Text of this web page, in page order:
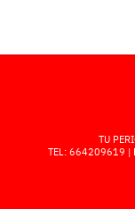
TU
TEL: 664209619 |